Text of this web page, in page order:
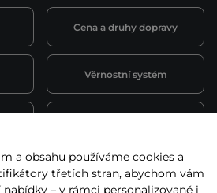
Cena a druhy dopravy
Věrnostní systém
Kariéra
a obsahu používáme cookies a
třetích stran, abychom vám
– v rámci personalizované i